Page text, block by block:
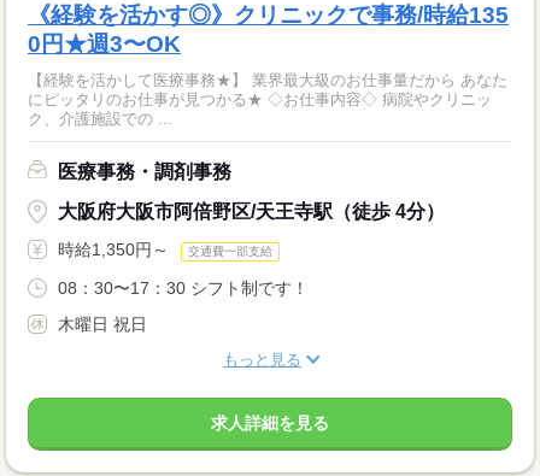
《経験を活かす◎》クリニックで事務/時給135
0円★週3〜OK
【経験を活かして医療事務★】 業界最大級のお仕事量だから あなた
にピッタリのお仕事が見つかる★ ◇お仕事内容◇ 病院やクリニッ
ク、介護施設での ...
医療事務・調剤事務
大阪府大阪市阿倍野区/天王寺駅（徒歩 4分）
時給1,350円～ 交通費一部支給
08：30〜17：30 シフト制です！
木曜日 祝日
もっと見る
求人詳細を見る